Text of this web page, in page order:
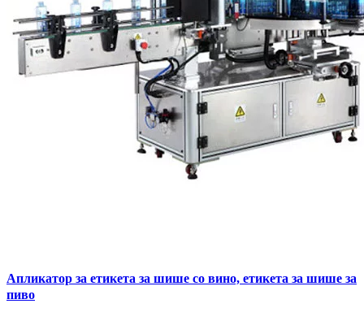
Апликатор за етикета за шише со вино, етикета за шише за
пиво